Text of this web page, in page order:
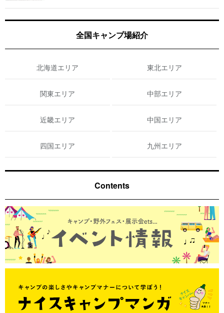
全国キャンプ場紹介
北海道エリア 東北エリア
関東エリア 中部エリア
近畿エリア 中国エリア
四国エリア 九州エリア
Contents